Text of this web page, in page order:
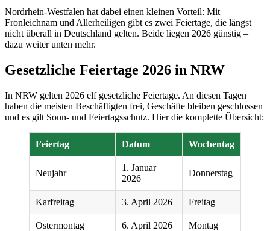
Nordrhein-Westfalen hat dabei einen kleinen Vorteil: Mit
Fronleichnam und Allerheiligen gibt es zwei Feiertage, die längst
nicht überall in Deutschland gelten. Beide liegen 2026 günstig –
dazu weiter unten mehr.
Gesetzliche Feiertage 2026 in NRW
In NRW gelten 2026 elf gesetzliche Feiertage. An diesen Tagen
haben die meisten Beschäftigten frei, Geschäfte bleiben geschlossen
und es gilt Sonn- und Feiertagsschutz. Hier die komplette Übersicht:
Feiertag Datum Wochentag
Neujahr
1. Januar
2026
Donnerstag
Karfreitag 3. April 2026 Freitag
Ostermontag 6. April 2026 Montag